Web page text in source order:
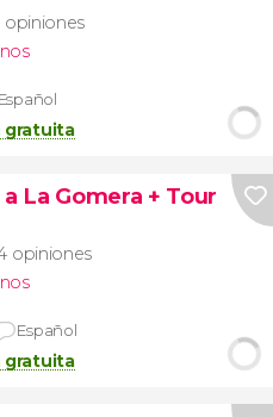
opiniones
Español
gratuita
La Gomera + Tour
opiniones
Español
gratuita